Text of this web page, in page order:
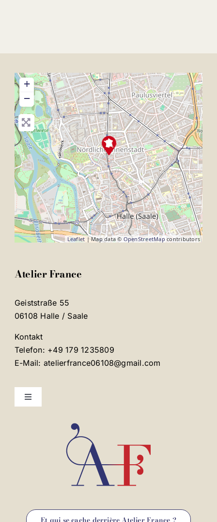
+
−
Leaflet | Map data © OpenStreetMap contributors
Atelier France
Geiststraße 55
06108 Halle / Saale
Kontakt
Telefon: +49 179 1235809
E-Mail: atelierfrance06108@gmail.com
Toggle
Mentions légales
Et qui se cache derrière Atelier France ?